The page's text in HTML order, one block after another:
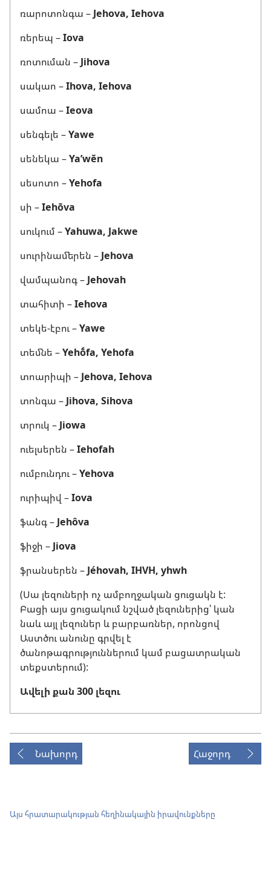
ռարոտոնգա – Jehova, Iehova
ռերեպ –Iova
ռոտուման – Jihova
սակաո –Ihova, Iehova
սամոա –Ieova
սենգելե –Yawe
սենեկա –Ya’wĕn
սեսոտո –Yehofa
սի –Iehōva
սուկում –Yahuwa, Jakwe
սուրինամերեն – Jehova
վամպանոգ – Jehovah
տահիտի –Iehova
տեկե-էբու –Yawe
տեմնե –Yehṓfa, Yehofa
տոարիպի – Jehova, Iehova
տոնգա – Jihova, Sihova
տրուկ – Jiowa
ուելսերեն –Iehofah
ումբունդու –Yehova
ուրիպիվ –Iova
ֆանգ – Jehôva
ֆիջի – Jiova
ֆրանսերեն – Jéhovah, IHVH, yhwh
(Սա լեզուների ոչ ամբողջական ցուցակն է:
Բացի այս ցուցակում նշված լեզուներից՝ կան
նաև այլ լեզուներ և բարբառներ, որոնցով
Աստծու անունը գրվել է
ծանոթագրություններում կամ բացատրական
տեքստերում):
Ավելի քան 300 լեզու
Նախորդ Հաջորդ
Այս հրատարակության հեղինակային իրավունքները